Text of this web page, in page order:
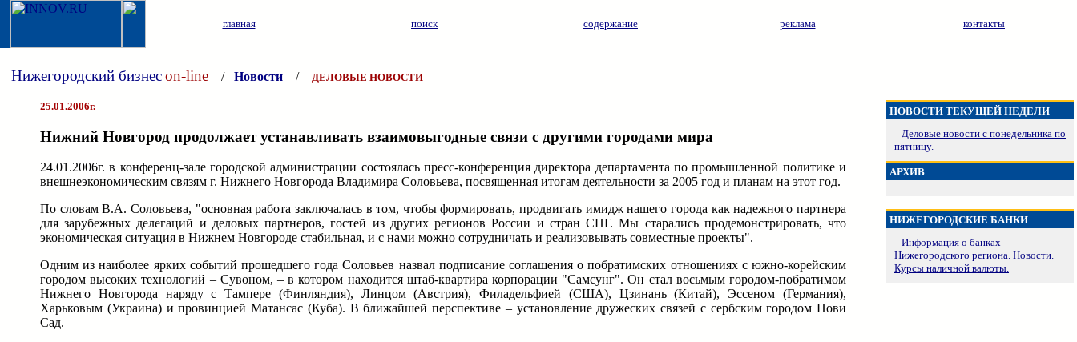
главная поиск содержание реклама контакты
Нижегородский бизнесon-line / Новости / ДЕЛОВЫЕ НОВОСТИ
25.01.2006г.
Нижний Новгород продолжает устанавливать взаимовыгодные связи с другими городами мира
24.01.2006г. в конференц-зале городской администрации состоялась пресс-конференция директора департамента по промышленной политике и
внешнеэкономическим связям г. Нижнего Новгорода Владимира Соловьева, посвященная итогам деятельности за 2005 год и планам на этот год.
По словам В.А. Соловьева, "основная работа заключалась в том, чтобы формировать, продвигать имидж нашего города как надежного партнера
для зарубежных делегаций и деловых партнеров, гостей из других регионов России и стран СНГ. Мы старались продемонстрировать, что
экономическая ситуация в Нижнем Новгороде стабильная, и с нами можно сотрудничать и реализовывать совместные проекты".
Одним из наиболее ярких событий прошедшего года Соловьев назвал подписание соглашения о побратимских отношениях с южно-корейским
городом высоких технологий – Сувоном, – в котором находится штаб-квартира корпорации "Самсунг". Он стал восьмым городом-побратимом
Нижнего Новгорода наряду с Тампере (Финляндия), Линцом (Австрия), Филадельфией (США), Цзинань (Китай), Эссеном (Германия),
Харьковым (Украина) и провинцией Матансас (Куба). В ближайшей перспективе – установление дружеских связей с сербским городом Нови
Сад.
НОВОСТИ ТЕКУЩЕЙ НЕДЕЛИ
Деловые новости с понедельника по
пятницу.
АРХИВ
НИЖЕГОРОДСКИЕ БАНКИ
Информация о банках
Нижегородского региона. Новости.
Курсы наличной валюты.